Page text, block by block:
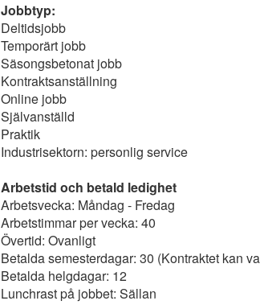
Jobbtyp:
Deltidsjobb
Temporärt jobb
Säsongsbetonat jobb
Kontraktsanställning
Online jobb
Självanställd
Praktik
Industrisektorn: personlig service
Arbetstid och betald ledighet
Arbetsvecka: Måndag - Fredag
Arbetstimmar per vecka: 40
Övertid: Ovanligt
Betalda semesterdagar: 30 (Kontraktet kan
Betalda helgdagar: 12
Lunchrast på jobbet: Sällan